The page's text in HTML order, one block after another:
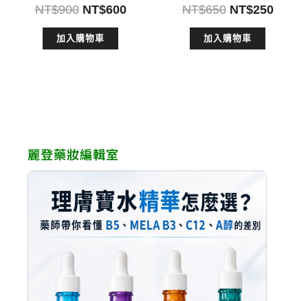
麗登藥妝編輯室
NT$900 原
始
價
NT$600目
加入購物車
NT$650 原
始
價
NT$250目
加入購物車